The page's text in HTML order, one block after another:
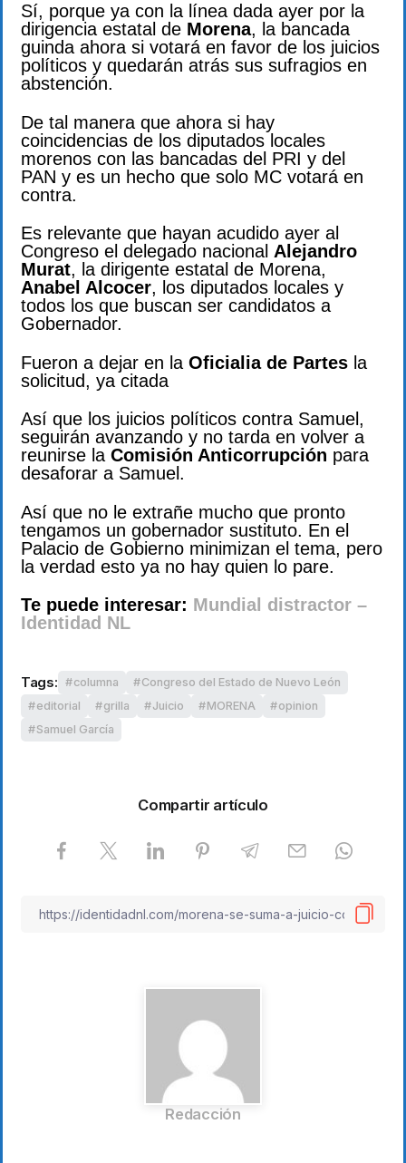
Sí, porque ya con la línea dada ayer por la
dirigencia estatal de Morena, la bancada
guinda ahora si votará en favor de los juicios
políticos y quedarán atrás sus sufragios en
abstención.
De tal manera que ahora si hay
coincidencias de los diputados locales
morenos con las bancadas del PRI y del
PAN y es un hecho que solo MC votará en
contra.
Es relevante que hayan acudido ayer al
Congreso el delegado nacional Alejandro
Murat, la dirigente estatal de Morena,
Anabel Alcocer, los diputados locales y
todos los que buscan ser candidatos a
Gobernador.
Fueron a dejar en la Oficialia de Partes la
solicitud, ya citada
Así que los juicios políticos contra Samuel,
seguirán avanzando y no tarda en volver a
reunirse la Comisión Anticorrupción para
desaforar a Samuel.
Así que no le extrañe mucho que pronto
tengamos un gobernador sustituto. En el
Palacio de Gobierno minimizan el tema, pero
la verdad esto ya no hay quien lo pare.
Te puede interesar: Mundial distractor –
Identidad NL
Tags: columna
Congreso del Estado de Nuevo León
editorial
grilla Juicio MORENA
opinion
Samuel García
Compartir artículo
Redacción